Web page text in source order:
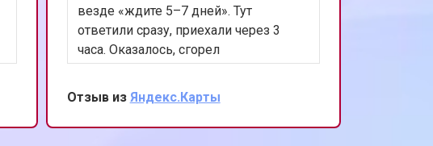
везде «ждите 5–7 дней». Тут
ответили сразу, приехали через 3
часа. Оказалось, сгорел
предохранитель и ещё мелочь.
Починили на месте за 20 минут. Цена
в два раза ниже, чем называли
другие. Спасибо, что спасли
Отзыв из Яндекс.Карты